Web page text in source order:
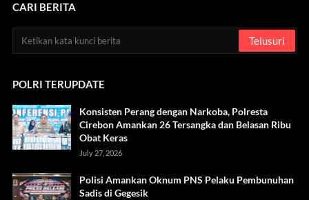
CARI BERITA
POLRI TERUPDATE
Konsisten Perang dengan Narkoba, Polresta
Cirebon Amankan 26 Tersangka dan Belasan Ribu
Obat Keras
July 27, 2026
Polisi Amankan Oknum PNS Pelaku Pembunuhan
Sadis di Gegesik